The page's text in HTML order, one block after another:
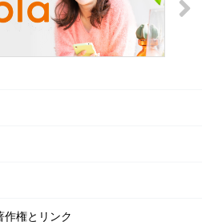
作権とリンク